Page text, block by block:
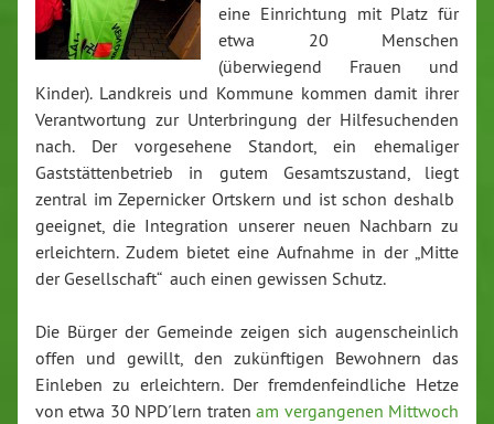
eine Einrichtung mit Platz für
etwa 20 Menschen
(überwiegend Frauen und
Kinder). Landkreis und Kommune kommen damit ihrer
Verantwortung zur Unterbringung der Hilfesuchenden
nach. Der vorgesehene Standort, ein ehemaliger
Gaststättenbetrieb in gutem Gesamtszustand, liegt
zentral im Zepernicker Ortskern und ist schon deshalb
geeignet, die Integration unserer neuen Nachbarn zu
erleichtern. Zudem bietet eine Aufnahme in der „Mitte
der Gesellschaft“ auch einen gewissen Schutz.
Die Bürger der Gemeinde zeigen sich augenscheinlich
offen und gewillt, den zukünftigen Bewohnern das
Einleben zu erleichtern. Der fremdenfeindliche Hetze
von etwa 30 NPD´lern tratenam vergangenen Mittwoch